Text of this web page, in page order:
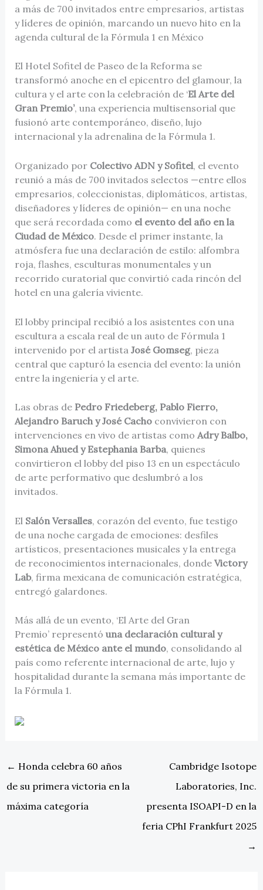
a más de 700 invitados entre empresarios, artistas
y líderes de opinión, marcando un nuevo hito en la
agenda cultural de la Fórmula 1 en México
El Hotel Sofitel de Paseo de la Reforma se
transformó anoche en el epicentro del glamour, la
cultura y el arte con la celebración de ‘El Arte del
Gran Premio’, una experiencia multisensorial que
fusionó arte contemporáneo, diseño, lujo
internacional y la adrenalina de la Fórmula 1.
Organizado por Colectivo ADN y Sofitel, el evento
reunió a más de 700 invitados selectos —entre ellos
empresarios, coleccionistas, diplomáticos, artistas,
diseñadores y líderes de opinión— en una noche
que será recordada como el evento del año en la
Ciudad de México. Desde el primer instante, la
atmósfera fue una declaración de estilo: alfombra
roja, flashes, esculturas monumentales y un
recorrido curatorial que convirtió cada rincón del
hotel en una galería viviente.
El lobby principal recibió a los asistentes con una
escultura a escala real de un auto de Fórmula 1
intervenido por el artista José Gomseg, pieza
central que capturó la esencia del evento: la unión
entre la ingeniería y el arte.
Las obras de Pedro Friedeberg, Pablo Fierro,
Alejandro Baruch y José Cachoconvivieron con
intervenciones en vivo de artistas como Adry Balbo,
Simona Ahued y Estephania Barba, quienes
convirtieron el lobby del piso 13 en un espectáculo
de arte performativo que deslumbró a los
invitados.
El Salón Versalles, corazón del evento, fue testigo
de una noche cargada de emociones: desfiles
artísticos, presentaciones musicales y la entrega
de reconocimientos internacionales, donde Victory
Lab, firma mexicana de comunicación estratégica,
entregó galardones.
Más allá de un evento, ‘El Arte del Gran
Premio’ representó una declaración cultural y
estética de México ante el mundo, consolidando al
país como referente internacional de arte, lujo y
hospitalidad durante la semana más importante de
la Fórmula 1.
← Honda celebra 60 años
de su primera victoria en la
máxima categoría
Cambridge Isotope
Laboratories, Inc.
presenta ISOAPI-D en la
feria CPhI Frankfurt 2025
→